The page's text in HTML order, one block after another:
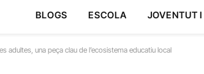
BLOGS ESCOLA JOVENTUT
adultes, una peça clau de l’ecosistema educatiu local